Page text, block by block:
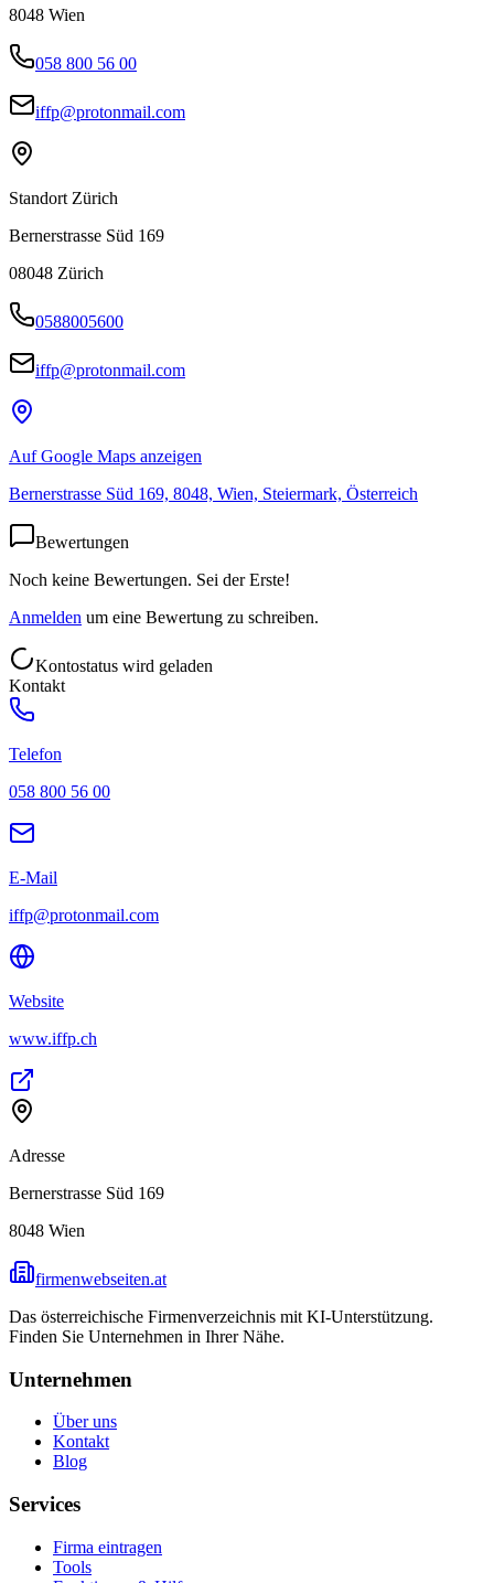
8048 Wien
058 800 56 00
iffp@protonmail.com
Standort Zürich
Bernerstrasse Süd 169
08048 Zürich
0588005600
iffp@protonmail.com
Auf Google Maps anzeigen
Bernerstrasse Süd 169, 8048, Wien, Steiermark, Österreich
Bewertungen
Noch keine Bewertungen. Sei der Erste!
Anmelden um eine Bewertung zu schreiben.
Kontostatus wird geladen
Kontakt
Telefon
058 800 56 00
E-Mail
iffp@protonmail.com
Website
www.iffp.ch
Adresse
Bernerstrasse Süd 169
8048 Wien
firmenwebseiten.at
Das österreichische Firmenverzeichnis mit KI-Unterstützung.
Finden Sie Unternehmen in Ihrer Nähe.
Unternehmen
Über uns
Kontakt
Blog
Services
Firma eintragen
Tools